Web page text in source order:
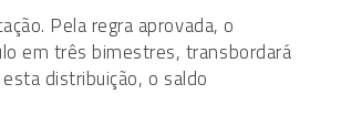
Pela regra aprovada, o
em três bimestres, transbordará
distribuição, o saldo